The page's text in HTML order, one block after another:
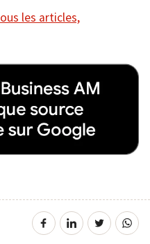
les articles,